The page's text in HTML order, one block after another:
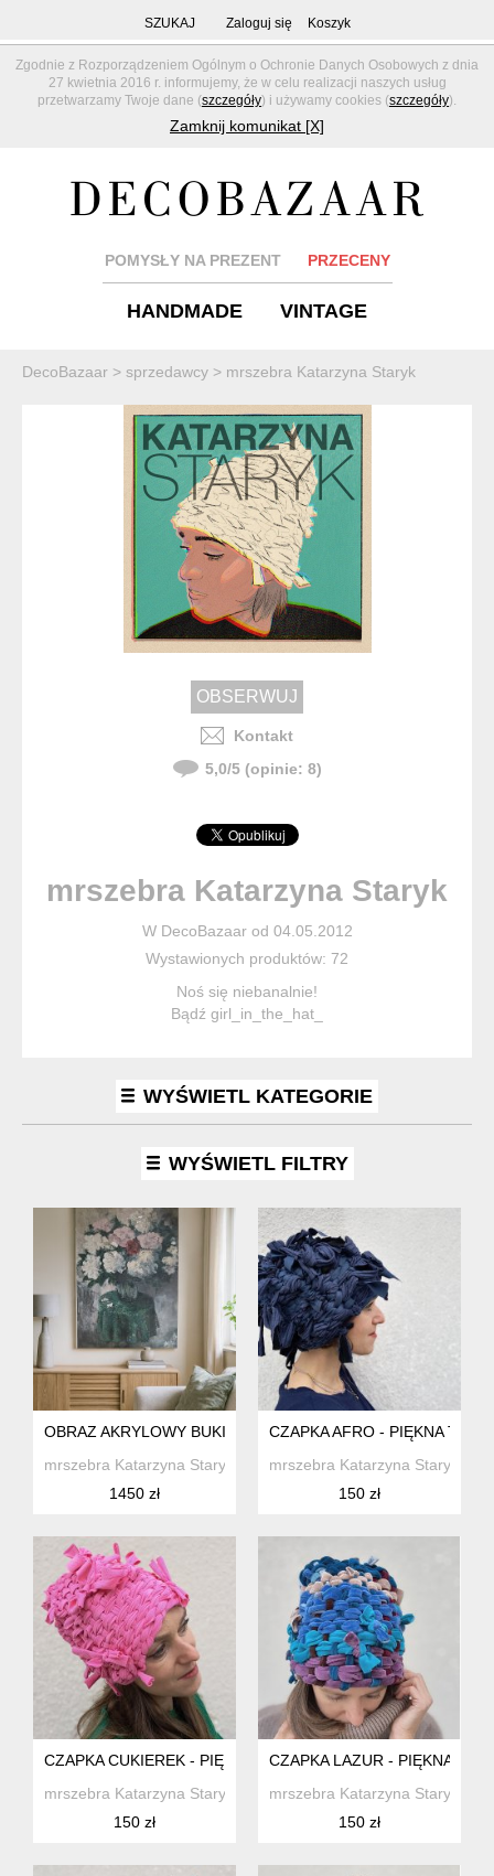
Zgodnie z Rozporządzeniem Ogólnym o Ochronie Danych Osobowych z dnia
27 kwietnia 2016 r. informujemy, że w celu realizacji naszych usług
przetwarzamy Twoje dane (szczegóły) i używamy cookies (szczegóły).
Zamknij komunikat [X]
SZUKAJ Zaloguj się Koszyk
POMYSŁY NA PREZENT PRZECENY
HANDMADE VINTAGE
DecoBazaar > sprzedawcy > mrszebra Katarzyna Staryk
Kontakt
5,0/5(opinie: 8)
mrszebra Katarzyna Staryk
W DecoBazaar od 04.05.2012
Wystawionych produktów: 72
Noś się niebanalnie!
Bądź girl_in_the_hat_
WYŚWIETL KATEGORIE
WYŚWIETL FILTRY
OBRAZ AKRYLOWY BUKIET PEONI
mrszebra Katarzyna Staryk
1450 zł
CZAPKA AFRO - PIĘKNA
mrszebra Katarzyna Staryk
150 zł
CZAPKA CUKIEREK - PIĘKNA TKANA CZAPKA 100%BAWEŁNA
mrszebra Katarzyna Staryk
150 zł
CZAPKA LAZUR - PIĘKNA
mrszebra Katarzyna Staryk
150 zł